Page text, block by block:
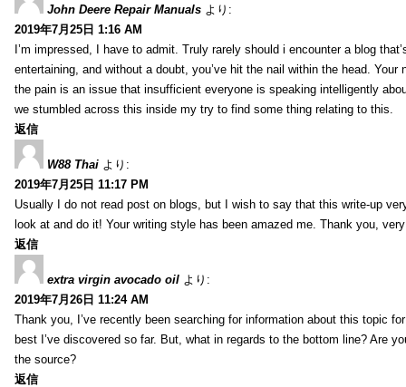
John Deere Repair Manuals より:
2019年7月25日 1:16 AM
I’m impressed, I have to admit. Truly rarely should i encounter a blog
entertaining, and without a doubt, you’ve hit the nail within the head. Your
the pain is an issue that insufficient everyone is speaking intelligently
we stumbled across this inside my try to find some thing relating to this.
返信
W88 Thai より:
2019年7月25日 11:17 PM
Usually I do not read post on blogs, but I wish to say that this write-up
look at and do it! Your writing style has been amazed me. Thank you,
返信
extra virgin avocado oil より:
2019年7月26日 11:24 AM
Thank you, I’ve recently been searching for information about this topic
best I’ve discovered so far. But, what in regards to the bottom line? Are
the source?
返信